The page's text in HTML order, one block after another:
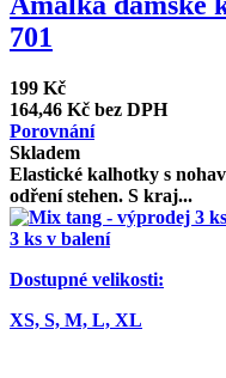
701
199 Kč
164,46 Kč bez DPH
Porovnání
Skladem
Elastické kalhotky s
odření stehen. S kraj...
3 ks v balení
Dostupné velikosti:
XS, S, M, L, XL